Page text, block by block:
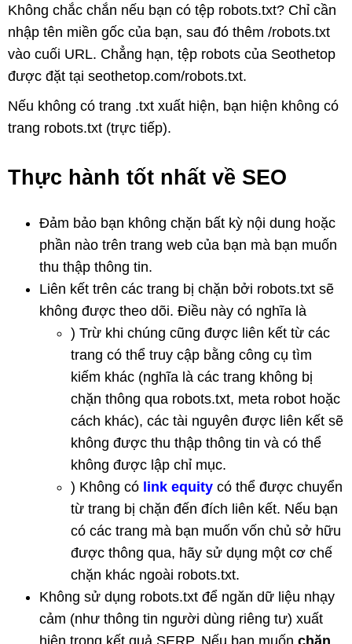
Không chắc chắn nếu bạn có tệp robots.txt? Chỉ cần
nhập tên miền gốc của bạn, sau đó thêm /robots.txt
vào cuối URL. Chẳng hạn, tệp robots của Seothetop
được đặt tại seothetop.com/robots.txt.
Nếu không có trang .txt xuất hiện, bạn hiện không có
trang robots.txt (trực tiếp).
Thực hành tốt nhất về SEO
Đảm bảo bạn không chặn bất kỳ nội dung hoặc
phần nào trên trang web của bạn mà bạn muốn
thu thập thông tin.
Liên kết trên các trang bị chặn bởi robots.txt sẽ
không được theo dõi. Điều này có nghĩa là
) Trừ khi chúng cũng được liên kết từ các
trang có thể truy cập bằng công cụ tìm
kiếm khác (nghĩa là các trang không bị
chặn thông qua robots.txt, meta robot hoặc
cách khác), các tài nguyên được liên kết sẽ
không được thu thập thông tin và có thể
không được lập chỉ mục.
) Không có link equity có thể được chuyển
từ trang bị chặn đến đích liên kết. Nếu bạn
có các trang mà bạn muốn vốn chủ sở hữu
được thông qua, hãy sử dụng một cơ chế
chặn khác ngoài robots.txt.
Không sử dụng robots.txt để ngăn dữ liệu nhạy
cảm (như thông tin người dùng riêng tư) xuất